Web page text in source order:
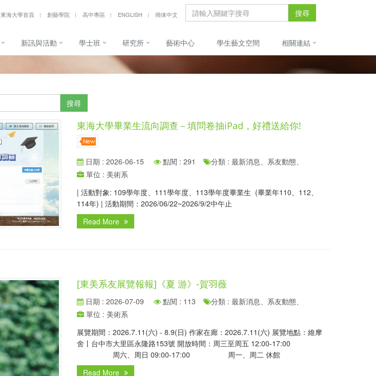
東海大學首頁 創藝學院 高中專區 ENGLISH 簡体中文 搜尋
新訊與活動 學士班 研究所 藝術中心 學生藝文空間 相關連結
搜尋
東海大學畢業生流向調查－填問卷抽iPad，好禮送給你!
日期 : 2026-06-15 點閱 : 291
分類 : 最新消息、系友動態、
單位 : 美術系
| 活動對象: 109學年度、111學年度、113學年度畢業生 (畢業年110、112、
114年) | 活動期間：2026/06/22~2026/9/2中午止
Read More
[東美系友展覽報報]《夏 游》-賀羽薇
日期 : 2026-07-09 點閱 : 113
分類 : 最新消息、系友動態、
單位 : 美術系
展覽期間：2026.7.11(六) - 8.9(日) 作家在廊：2026.7.11(六) 展覽地點：維摩
舍丨台中市大里區永隆路153號 開放時間：周三至周五 12:00-17:00
周六、周日 09:00-17:00 周一、周二 休館
Read More